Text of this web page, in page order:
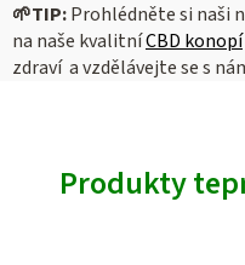
🌱TIP:Prohlédněte si naši
na naše kvalitníCBD konopí
zdraví a vzdělávejte se s
Produkty